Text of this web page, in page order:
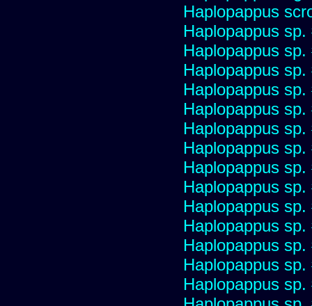
Haplopappus
Haplopappus sp.
Haplopappus sp.
Haplopappus sp.
Haplopappus sp.
Haplopappus sp.
Haplopappus sp.
Haplopappus sp.
Haplopappus sp.
Haplopappus sp.
Haplopappus sp.
Haplopappus sp.
Haplopappus sp.
Haplopappus sp.
Haplopappus sp.